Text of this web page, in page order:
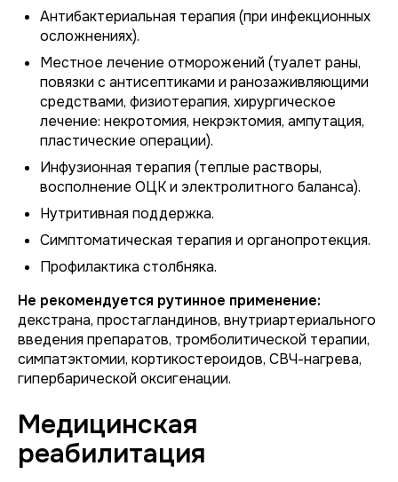
Антибактериальная терапия (при инфекционных
осложнениях).
Местное лечение отморожений (туалет раны,
повязки с антисептиками и ранозаживляющими
средствами, физиотерапия, хирургическое
лечение: некротомия, некрэктомия, ампутация,
пластические операции).
Инфузионная терапия (теплые растворы,
восполнение ОЦК и электролитного баланса).
Нутритивная поддержка.
Симптоматическая терапия и органопротекция.
Профилактика столбняка.
Не рекомендуется рутинное применение:
декстрана, простагландинов, внутриартериального
введения препаратов, тромболитической терапии,
симпатэктомии, кортикостероидов, СВЧ-нагрева,
гипербарической оксигенации.
Медицинская
реабилитация